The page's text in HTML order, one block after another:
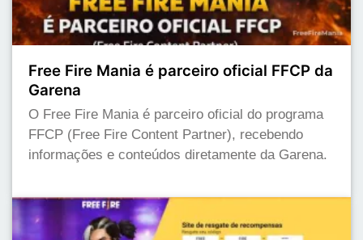
Free Fire Mania é parceiro oficial FFCP da
Garena
O Free Fire Mania é parceiro oficial do programa
FFCP (Free Fire Content Partner), recebendo
informações e conteúdos diretamente da Garena.